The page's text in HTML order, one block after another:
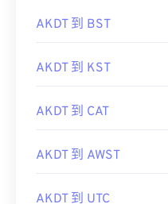
AKDT 到 BST
AKDT 到 KST
AKDT 到 CAT
AKDT 到 AWST
AKDT 到 UTC